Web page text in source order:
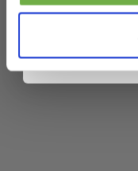
- Blue light€ 19,45